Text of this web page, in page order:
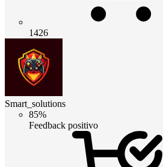
1426
Smart_solutions
85%
Feedback positivo